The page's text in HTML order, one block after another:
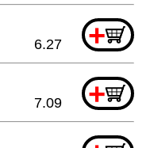
+
6.27
+
7.09